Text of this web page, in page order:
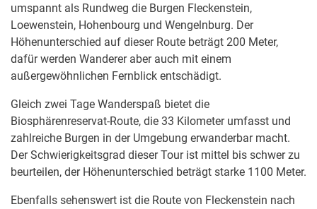
umspannt als Rundweg die Burgen Fleckenstein,
Loewenstein, Hohenbourg und Wengelnburg. Der
Höhenunterschied auf dieser Route beträgt 200 Meter,
dafür werden Wanderer aber auch mit einem
außergewöhnlichen Fernblick entschädigt.
Gleich zwei Tage Wanderspaß bietet die
Biosphärenreservat-Route, die 33 Kilometer umfasst und
zahlreiche Burgen in der Umgebung erwanderbar macht.
Der Schwierigkeitsgrad dieser Tour ist mittel bis schwer zu
beurteilen, der Höhenunterschied beträgt starke 1100 Meter.
Ebenfalls sehenswert ist die Route von Fleckenstein nach